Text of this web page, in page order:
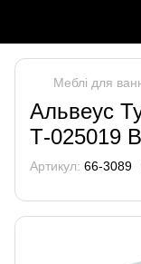
Меблі для
Альвеус
Т-025019
Артикул: 66-3089